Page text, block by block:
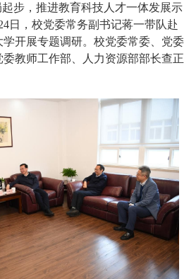
步，推进教育科技人才一体发展示
日，校党委常务副书记蒋一带队赴
开展专题调研。校党委常委、党委
教师工作部、人力资源部部长查正